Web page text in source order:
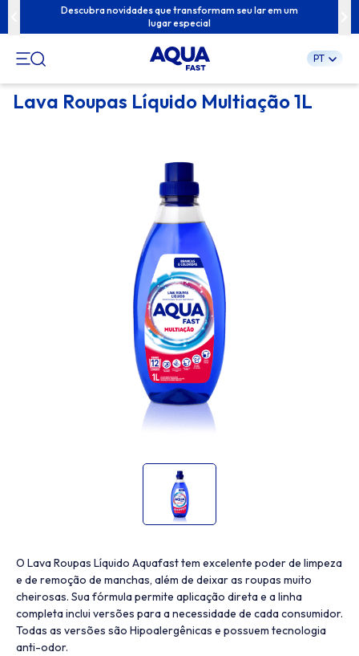
Pular
para
Descubra novidades que transformam seu lar em um
lugar especial
PT
Lava Roupas Líquido Multiação 1L
O Lava Roupas Líquido Aquafast tem excelente poder de limpeza
e de remoção de manchas, além de deixar as roupas muito
cheirosas. Sua fórmula permite aplicação direta e a linha
completa inclui versões para a necessidade de cada consumidor.
Todas as versões são Hipoalergênicas e possuem tecnologia
anti-odor.